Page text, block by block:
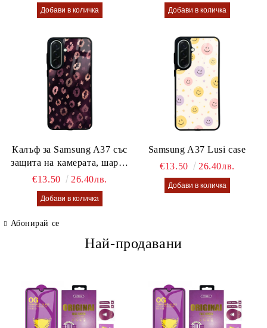
Калъф за Samsung A37 със
защита на камерата, шарен
калъф Lusi case
€13.50 26.40лв.
Samsung A37 Lusi case
€13.50
26.40лв.
Абонирай се
Най-продавани